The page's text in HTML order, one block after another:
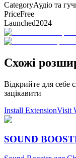
CategoryАудіо та
PriceFree
Launched2024
Схожі
Відкрийте для себе
зацікавити
Install ExtensionVisit
SOUND